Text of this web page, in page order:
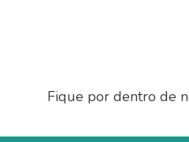
Fique por dentro de